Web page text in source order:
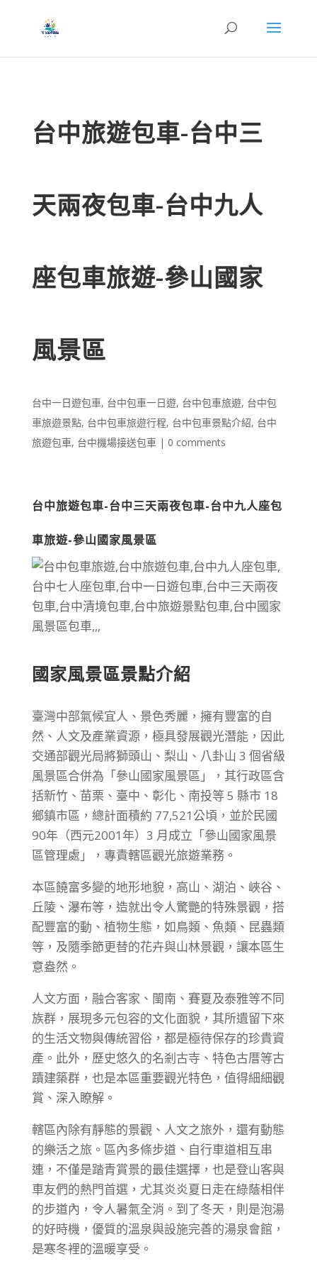
台中旅遊包車-台中三
天兩夜包車-台中九人
座包車旅遊-參山國家
風景區
台中一日遊包車, 台中包車一日遊, 台中包車旅遊, 台中包
車旅遊景點, 台中包車旅遊行程, 台中包車景點介紹, 台中
旅遊包車, 台中機場接送包車| 0 comments
台中旅遊包車-台中三天兩夜包車-台中九人座包
車旅遊-參山國家風景區
國家風景區景點介紹
臺灣中部氣候宜人、景色秀麗，擁有豐富的自
然、人文及產業資源，極具發展觀光潛能，因此
交通部觀光局將獅頭山、梨山、八卦山 3 個省級
風景區合併為「參山國家風景區」，其行政區含
括新竹、苗栗、臺中、彰化、南投等 5 縣市 18
鄉鎮市區，總計面積約 77,521公頃，並於民國
90年（西元2001年）3 月成立「參山國家風景
區管理處」，專責轄區觀光旅遊業務。
本區饒富多變的地形地貌，高山、湖泊、峽谷、
丘陵、瀑布等，造就出令人驚艷的特殊景觀，搭
配豐富的動、植物生態，如鳥類、魚類、昆蟲類
等，及隨季節更替的花卉與山林景觀，讓本區生
意盎然。
人文方面，融合客家、閩南、賽夏及泰雅等不同
族群，展現多元包容的文化面貌，其所遺留下來
的生活文物與傳統習俗，都是極待保存的珍貴資
產。此外，歷史悠久的名剎古寺、特色古厝等古
蹟建築群，也是本區重要觀光特色，值得細細觀
賞、深入瞭解。
轄區內除有靜態的景觀、人文之旅外，還有動態
的樂活之旅。區內多條步道、自行車道相互串
連，不僅是踏青賞景的最佳選擇，也是登山客與
車友們的熱門首選，尤其炎炎夏日走在綠蔭相伴
的步道內，令人暑氣全消。到了冬天，則是泡湯
的好時機，優質的溫泉與設施完善的湯泉會館，
是寒冬裡的溫暖享受。